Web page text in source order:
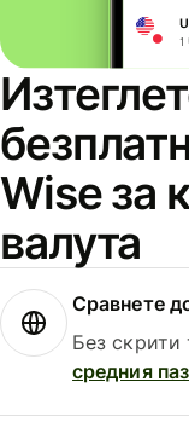
Wise за
валута
Сравнете
Без скрити
средния